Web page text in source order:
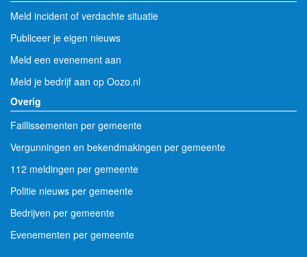
Meld incident of verdachte situatie
Publiceer je eigen nieuws
Meld een evenement aan
Meld je bedrijf aan op Oozo.nl
Overig
Faillissementen per gemeente
Vergunningen en bekendmakingen per gemeente
112 meldingen per gemeente
Politie nieuws per gemeente
Bedrijven per gemeente
Evenementen per gemeente